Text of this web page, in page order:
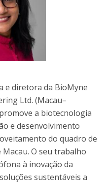
e diretora da BioMyne
Ltd. (Macau–
a biotecnologia
e desenvolvimento
do quadro de
O seu trabalho
à inovação da
sustentáveis a